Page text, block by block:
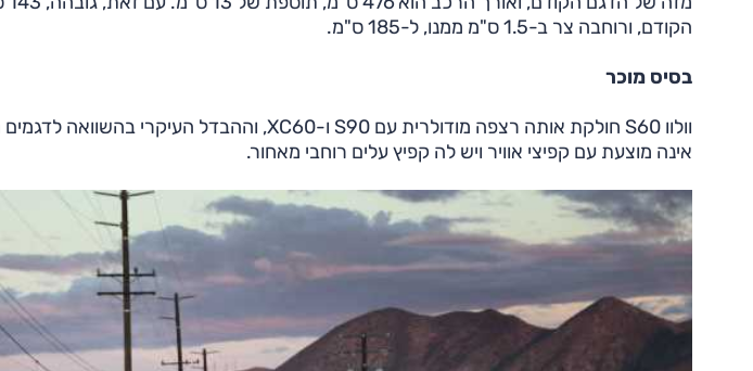
הקודם, ורוחבה צר ב-1.5 ס"מ ממנו, ל-185 ס"מ.
בסיס מוכר
אינה מוצעת עם קפיצי אוויר ויש לה קפיץ עלים רוחבי מאחור.